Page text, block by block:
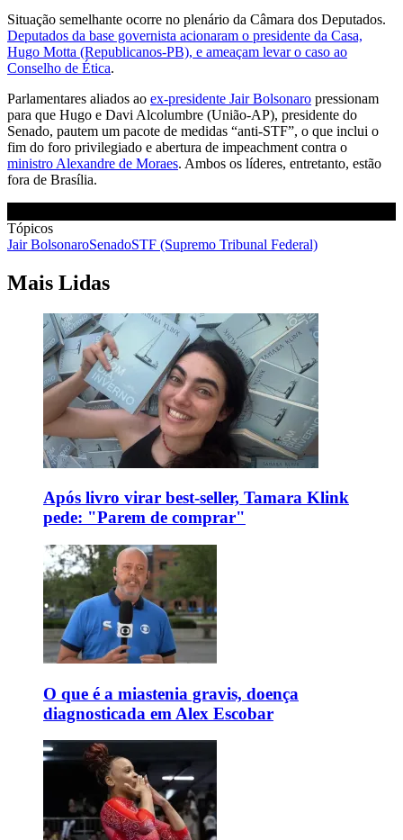
Situação semelhante ocorre no plenário da Câmara dos Deputados.
Deputados da base governista acionaram o presidente da Casa,
Hugo Motta (Republicanos-PB), e ameaçam levar o caso ao
Conselho de Ética.
Parlamentares aliados ao ex-presidente Jair Bolsonaro pressionam
para que Hugo e Davi Alcolumbre (União-AP), presidente do
Senado, pautem um pacote de medidas “anti-STF”, o que inclui o
fim do foro privilegiado e abertura de impeachment contra o
ministro Alexandre de Moraes. Ambos os líderes, entretanto, estão
fora de Brasília.
Tópicos
Jair BolsonaroSenadoSTF (Supremo Tribunal Federal)
Mais Lidas
Após livro virar best-seller, Tamara Klink
pede: "Parem de comprar"
O que é a miastenia gravis, doença
diagnosticada em Alex Escobar